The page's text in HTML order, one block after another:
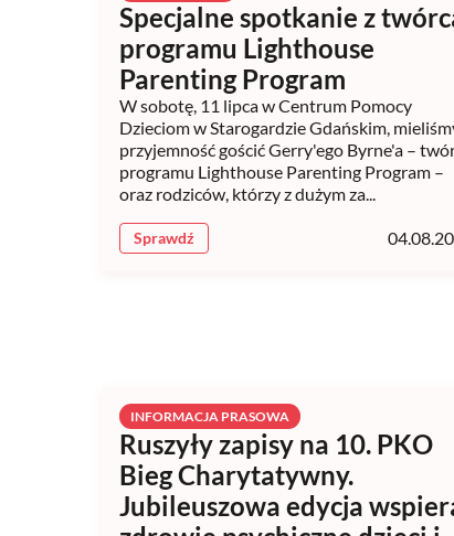
Specjalne spotkanie z
programu Lighthouse
Parenting Program
W sobotę, 11 lipca w Centrum Pomocy
Dzieciom w Starogardzie Gdańskim,
przyjemność gościć Gerry'ego Byrne'a –
programu Lighthouse Parenting Program –
oraz rodziców, którzy z dużym za...
Sprawdź
INFORMACJA PRASOWA
Ruszyły zapisy na 10. PKO
Bieg Charytatywny.
Jubileuszowa edycja